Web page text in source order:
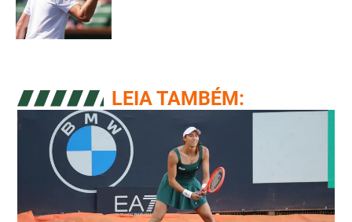
LEIA TAMBÉM: